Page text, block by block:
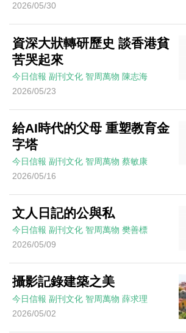
2026/05/30
資深大狀轉研歷史 談香港貧
苦哭起來
今日信報 副刊文化 智周萬物 陳志海
2026/05/23
給AI時代的父母 重塑教育金
字塔
今日信報 副刊文化 智周萬物 蔡敏康
2026/05/16
文人日記的公與私
今日信報 副刊文化 智周萬物 樊善標
2026/05/09
攝影記錄建築之美
今日信報 副刊文化 智周萬物 薛求理
2026/05/02